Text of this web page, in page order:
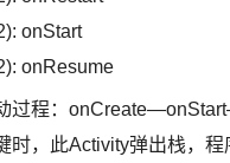
onStart
onResume
过程：
，此Activity弹出栈，